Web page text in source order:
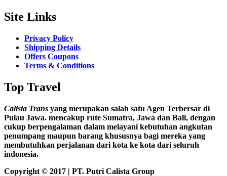
Site Links
Privacy Policy
Shipping Details
Offers Coupons
Terms & Conditions
Top Travel
Calista Trans yang merupakan salah satu Agen Terbersar di
Pulau Jawa. mencakup rute Sumatra, Jawa dan Bali, dengan
cukup berpengalaman dalam melayani kebutuhan angkutan
penumpang maupun barang khususnya bagi mereka yang
membutuhkan perjalanan dari kota ke kota dari seluruh
indonesia.
Copyright © 2017 | PT. Putri Calista Group